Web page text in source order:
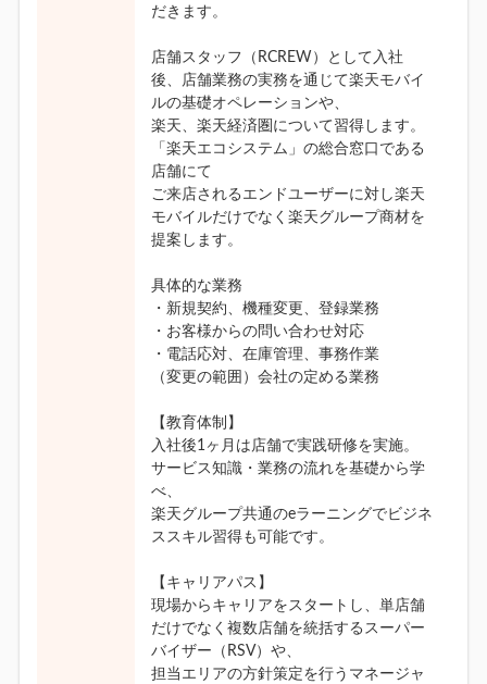
だきます。
店舗スタッフ（RCREW）として入社
後、店舗業務の実務を通じて楽天モバイ
ルの基礎オペレーションや、
楽天、楽天経済圏について習得します。
「楽天エコシステム」の総合窓口である
店舗にて
ご来店されるエンドユーザーに対し楽天
モバイルだけでなく楽天グループ商材を
提案します。
具体的な業務
・新規契約、機種変更、登録業務
・お客様からの問い合わせ対応
・電話応対、在庫管理、事務作業
（変更の範囲）会社の定める業務
【教育体制】
入社後1ヶ月は店舗で実践研修を実施。
サービス知識・業務の流れを基礎から学
べ、
楽天グループ共通のeラーニングでビジネ
ススキル習得も可能です。
【キャリアパス】
現場からキャリアをスタートし、単店舗
だけでなく複数店舗を統括するスーパー
バイザー（RSV）や、
担当エリアの方針策定を行うマネージャ